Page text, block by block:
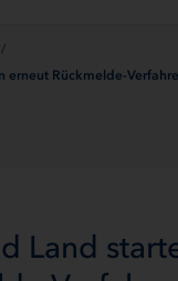
/
erneut Rückmelde-
Land